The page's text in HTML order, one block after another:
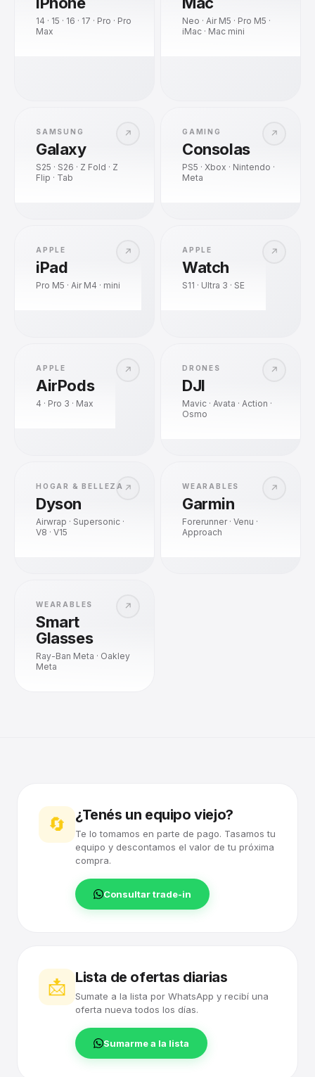
14 · 15 · 16 · 17 · Pro · Pro
Max
Neo · Air M5 · Pro M5 ·
iMac · Mac mini
↗
SAMSUNG
Galaxy
S25 · S26 · Z Fold · Z
Flip · Tab
↗
GAMING
Consolas
PS5 · Xbox · Nintendo ·
Meta
↗
APPLE
iPad
Pro M5 · Air M4 · mini
↗
APPLE
Watch
S11 · Ultra 3 · SE
↗
APPLE
AirPods
4 · Pro 3 · Max
↗
DRONES
DJI
Mavic · Avata · Action ·
Osmo
↗
HOGAR & BELLEZA
Dyson
Airwrap · Supersonic ·
V8 · V15
↗
WEARABLES
Garmin
Forerunner · Venu ·
Approach
↗
WEARABLES
Smart
Glasses
Ray-Ban Meta · Oakley
Meta
🔄 ¿Tenés un equipo viejo?
Te lo tomamos en parte de pago. Tasamos tu
equipo y descontamos el valor de tu próxima
compra.
Consultar trade-in
📩 Lista de ofertas diarias
Sumate a la lista por WhatsApp y recibí una
oferta nueva todos los días.
Sumarme a la lista